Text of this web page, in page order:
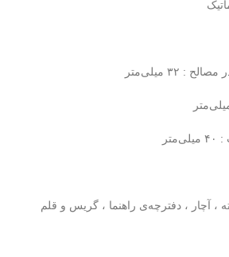
۳۲ میلی‌متر
، آچار ، دفترچه‌ی راهنما ، گریس و قلم